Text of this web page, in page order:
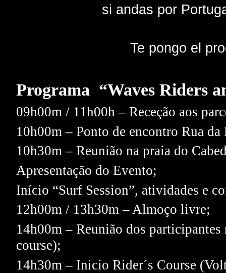
si andas por
Te pongo el
Programa  “Waves Riders
09h00m / 11h00h – Receção aos
10h00m – Ponto de encontro Rua
10h30m – Reunião na praia do
Apresentação do Evento;
Início “Surf Session”, atividades e
12h00m / 13h30m – Almoço livre;
14h00m – Reunião dos
course);
14h30m – Inicio Rider´s Course